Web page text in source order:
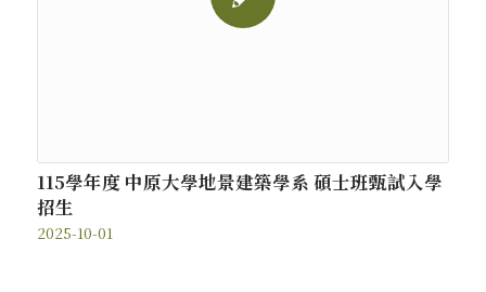
115學年度 中原大學地景建築學系 碩士班甄試入學
招生
2025-10-01